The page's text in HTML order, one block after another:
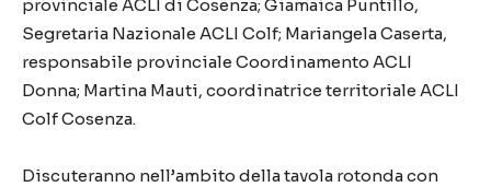
provinciale ACLI di Cosenza; Giamaica Puntillo,
Segretaria Nazionale ACLI Colf; Mariangela Caserta,
responsabile provinciale Coordinamento ACLI
Donna; Martina Mauti, coordinatrice territoriale ACLI
Colf Cosenza.
Discuteranno nell’ambito della tavola rotonda con